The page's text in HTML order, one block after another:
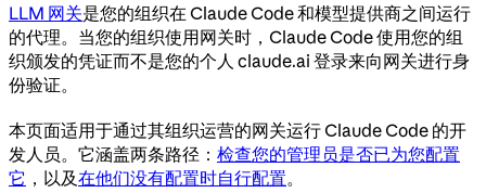
LLM 网关是您的组织在 Claude Code 和模型提供商之间运行
的代理。当您的组织使用网关时，Claude Code 使用您的组
织颁发的凭证而不是您的个人 claude.ai 登录来向网关进行身
份验证。
本页面适用于通过其组织运营的网关运行 Claude Code 的开
发人员。它涵盖两条路径： 检查您的管理员是否已为您配置
它 ，以及在他们没有配置时自行配置。